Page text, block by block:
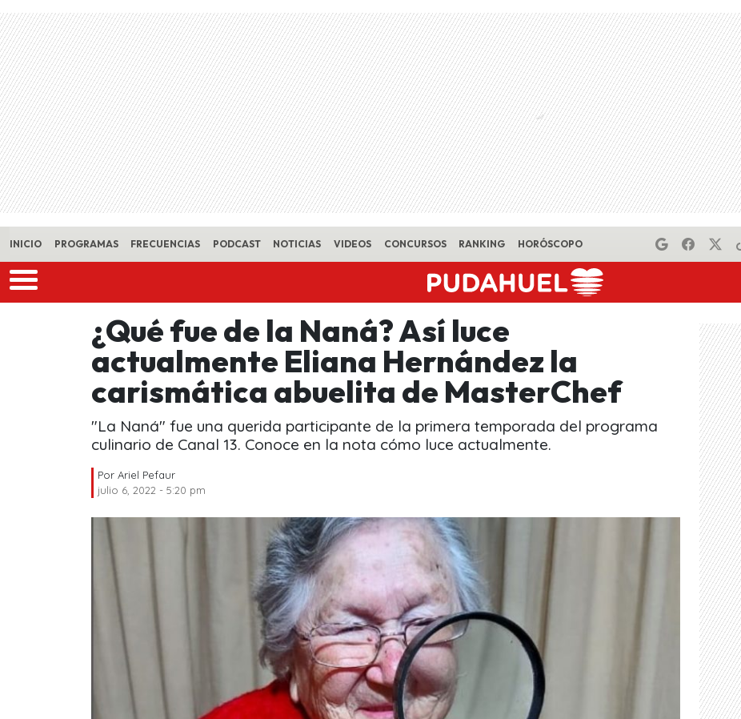
Skip to main content
INICIO PROGRAMAS FRECUENCIAS PODCAST NOTICIAS VIDEOS CONCURSOS RANKING HORÓSCOPO
¿Qué fue de la Naná? Así luce
actualmente Eliana Hernández la
carismática abuelita de MasterChef
"La Naná" fue una querida participante de la primera temporada del programa
culinario de Canal 13. Conoce en la nota cómo luce actualmente.
Por Ariel Pefaur
julio 6, 2022 - 5:20 pm